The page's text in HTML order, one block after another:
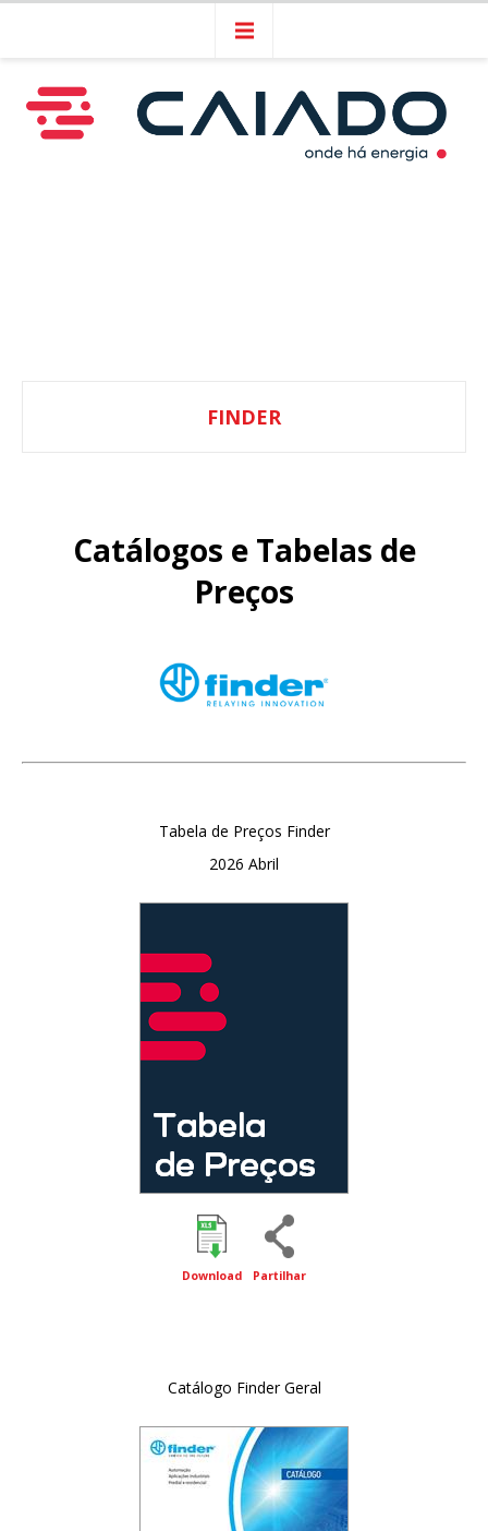
FINDER
Catálogos e Tabelas de
Preços
Tabela de Preços Finder
2026 Abril
Download Partilhar
Catálogo Finder Geral